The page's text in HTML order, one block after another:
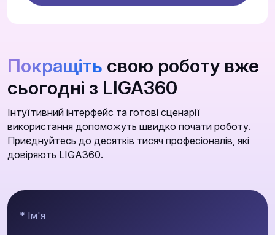
Покращіть свою роботу вже
сьогодні з LIGA360
Інтуїтивний інтерфейс та готові сценарії
використання допоможуть швидко почати роботу.
Приєднуйтесь до десятків тисяч професіоналів, які
довіряють LIGA360.
* Ім'я